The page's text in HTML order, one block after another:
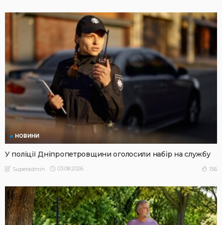
НОВИНИ
У поліції Дніпропетровщини оголосили набір на службу
Superadmin 03.08.2026 156